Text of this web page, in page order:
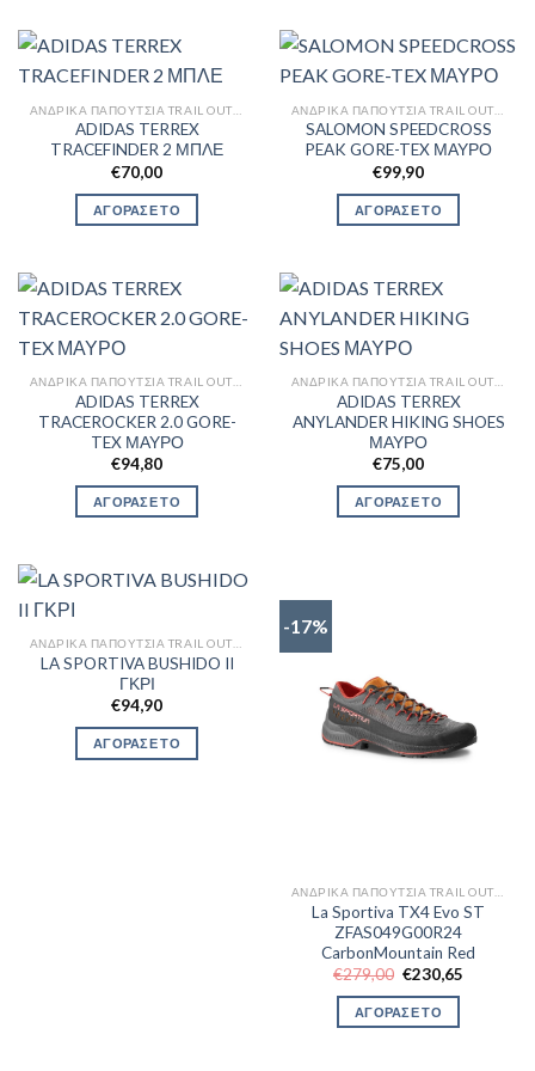
ΑΝΔΡΙΚΆ ΠΑΠΟΎΤΣΙΑ TRAIL OUTDOR
ADIDAS TERREX
TRACEFINDER 2 ΜΠΛΕ
€70,00
ΑΓΟΡΑΣΕ ΤΟ
ΑΝΔΡΙΚΆ ΠΑΠΟΎΤΣΙΑ TRAIL OUTDOR
SALOMON SPEEDCROSS
PEAK GORE-TEX ΜΑΥΡΟ
€99,90
ΑΓΟΡΑΣΕ ΤΟ
ΑΝΔΡΙΚΆ ΠΑΠΟΎΤΣΙΑ TRAIL OUTDOR
ADIDAS TERREX
TRACEROCKER 2.0 GORE-
TEX ΜΑΥΡΟ
€94,80
ΑΓΟΡΑΣΕ ΤΟ
ΑΝΔΡΙΚΆ ΠΑΠΟΎΤΣΙΑ TRAIL OUTDOR
ADIDAS TERREX
ANYLANDER HIKING SHOES
ΜΑΥΡΟ
€75,00
ΑΓΟΡΑΣΕ ΤΟ
ΑΝΔΡΙΚΆ ΠΑΠΟΎΤΣΙΑ TRAIL OUTDOR
LA SPORTIVA BUSHIDO II
ΓΚΡΙ
€94,90
ΑΓΟΡΑΣΕ ΤΟ
-17%
ΑΝΔΡΙΚΆ ΠΑΠΟΎΤΣΙΑ TRAIL OUTDOR
La Sportiva TX4 Evo ST
ZFAS049G00R24
CarbonMountain Red
€279,00 Original
was:
€279,00.
€230,65
ΑΓΟΡΑΣΕ ΤΟ